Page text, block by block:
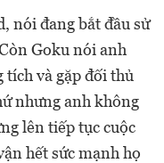
nói đang bắt đầu sử
Goku nói anh
và gặp đối thủ
nhưng anh không
lên tiếp tục cuộc
hết sức mạnh họ